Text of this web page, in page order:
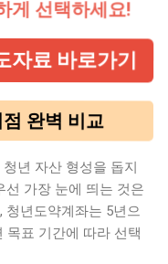
게 선택하세요!
자료 바로가기
완벽 비교
년 자산 형성을 돕지
선 가장 눈에 띄는 것은
청년도약계좌는 5년으
목표 기간에 따라 선택